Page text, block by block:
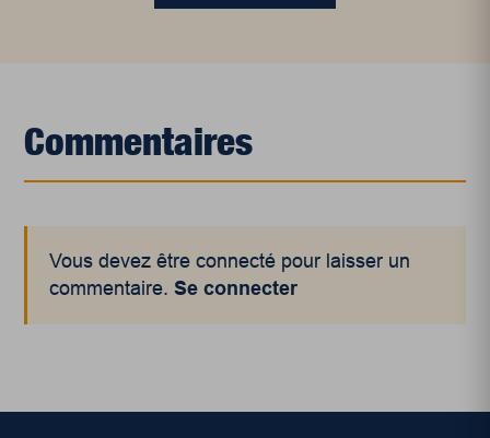
Commentaires
Vous devez être connecté pour laisser un
commentaire.Se connecter